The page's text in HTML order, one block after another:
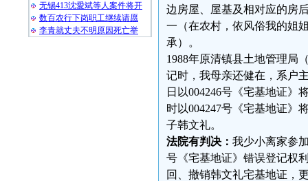
无锡413沈愛斌等人案件将开
数百农行下岗职工继续请愿
李青就丈夫不明原因死亡举
边房屋、屋基及相对应的房
一（在农村，依风俗我的姐
承）。
1988年原清镇县土地管理局
记时，我母亲还健在，系户
日以004246号《宅基地证》
时以004247号《宅基地证》
子韩文礼。
法院有判决： 我少小离家参
号《宅基地证》错误登记权
回、撤销韩文礼宅基地证，